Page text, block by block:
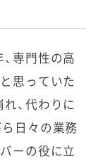
専門性の高
思っていた
、代わりに
日々の業務
ーの役に立